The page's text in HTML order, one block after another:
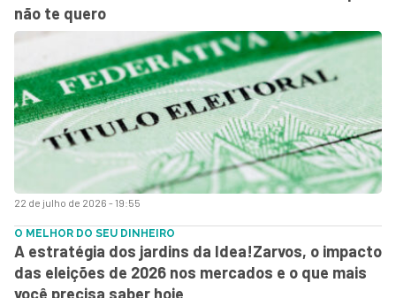
22 de julho de 2026 - 19:55
não te quero
O MELHOR DO SEU DINHEIRO
A estratégia dos jardins da Idea!Zarvos, o impacto
das eleições de 2026 nos mercados e o que mais
você precisa saber hoje